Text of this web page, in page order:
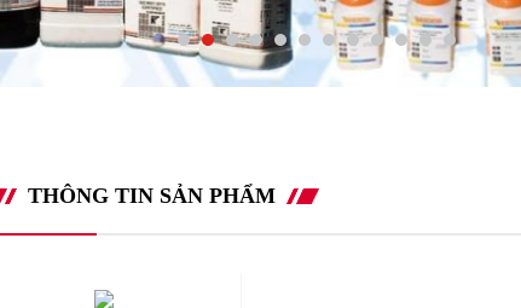
THÔNG TIN SẢN PHẨM